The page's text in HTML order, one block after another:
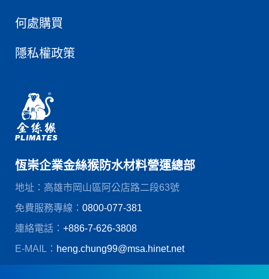
何處購買
隱私權政策
恆崇企業金絲猴防水材料營運總部
地址：高雄市岡山區阿公店路二段63號
免費服務專線： 0800-077-381
連絡電話： +886-7-626-3808
E-MAIL： heng.chung99@msa.hinet.net